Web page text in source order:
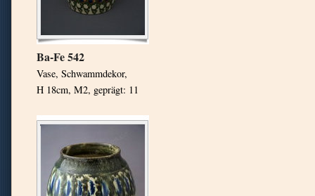
Ba-Fe 542
Vase, Schwammdekor,
H 18cm, M2, geprägt: 11